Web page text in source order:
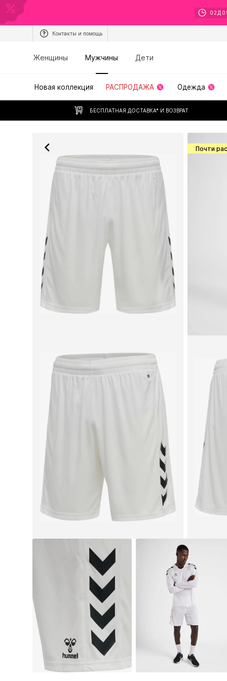
02 Д
Контакты и помощь
Женщины Мужчины Дети
Новая коллекция РАСПРОДАЖА Одежда
БЕСПЛАТНАЯ ДОСТАВКА* И ВОЗВРАТ
Почти